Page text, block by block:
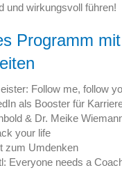
und wirkungsvoll führen!
Programm
Follow me, follow
als Booster für
& Dr. Meike
your life
zum Umdenken
Everyone needs a